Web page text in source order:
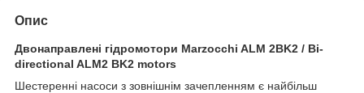
Опис
Двонаправлені гідромотори Marzocchi ALM 2BK2 / Bi-
directional ALM2 BK2 motors
Шестеренні насоси з зовнішнім зачепленням є найбільш